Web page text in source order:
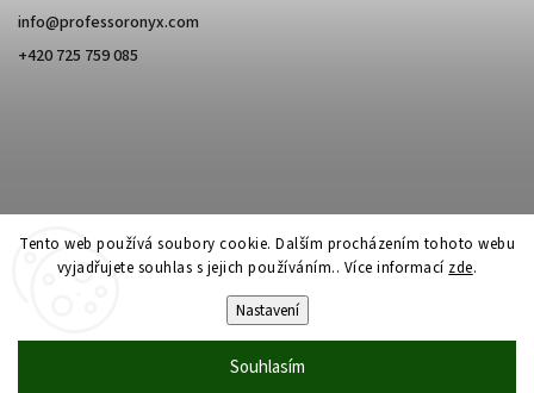
Tento web používá soubory cookie. Dalším procházením tohoto webu
vyjadřujete souhlas s jejich používáním.. Více informací zde.
Nastavení
Souhlasím
info@professoronyx.com
+420 725 759 085
Professor Onyx. Všechna práva vyhrazena.